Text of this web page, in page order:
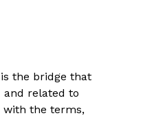
the bridge that
and related to
with the terms,